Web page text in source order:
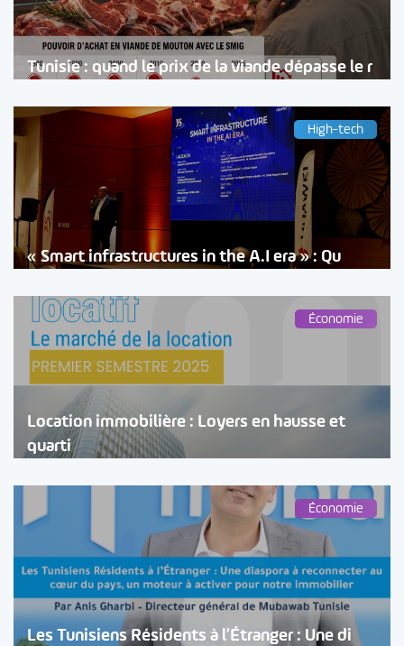
Tunisie : quand le prix de la viande dépasse le r
High-tech
« Smart infrastructures in the A.I era » : Qu
Économie
Location immobilière : Loyers en hausse et
quarti
Économie
Les Tunisiens Résidents à l’Étranger : Une di